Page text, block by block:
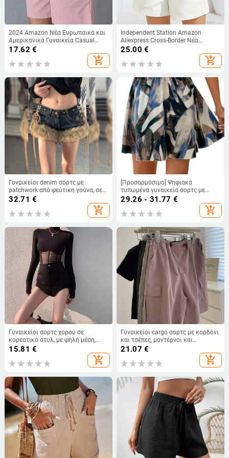
2024 Amazon Νέα Ευρωπαικά και
Αμερικανικά Γυναικεία Casual
Παντελόνια με Ψηλή Μέση,
Μοντέρνα Σορτς με Κορδόνια και
Φαρδιά Πόδια, Casual Σορτς All-
17.62 €
add_shopping_cart
Independent Station Amazon
Aliexpress Cross-Border Νέα
γυναικεία κομψά μονόχρωμα
σορτς - Casual ψηλή μέση χωρίς
ζώνη
25.00 €
add_shopping_cart
Γυναικείοι denim σορτς με
patchwork από ψεύτικη γούνα, σε
στυλ αμερικανικού ρετρό, Y2K,
χαμηλή μέση, κολακεύουν τη
σιλουέτα
32.71 €
add_shopping_cart
[Προσαρμόσιμο] Ψηφιακά
τυπωμένα γυναικεία σορτς με
διακοσμητικό κορδόνι Amazon
European and American Νέο
διασυνοριακό ηλεκτρονικό
29.26 - 31.77 €
add_shopping_cart
Γυναικείοι σορτς χορού σε
κορεατικό στυλ, με ψηλή μέση,
εφαρμοστά, μαύρα
15.81 €
add_shopping_cart
Γυναικείοι cargo σορτς με κορδόνι
και τσέπες, μοντέρνοι και
ευέλικτοι, Α-γραμμή, γρήγορο
στέγνωμα, εξωτερική καθημερινή
χρήση
21.07 €
add_shopping_cart